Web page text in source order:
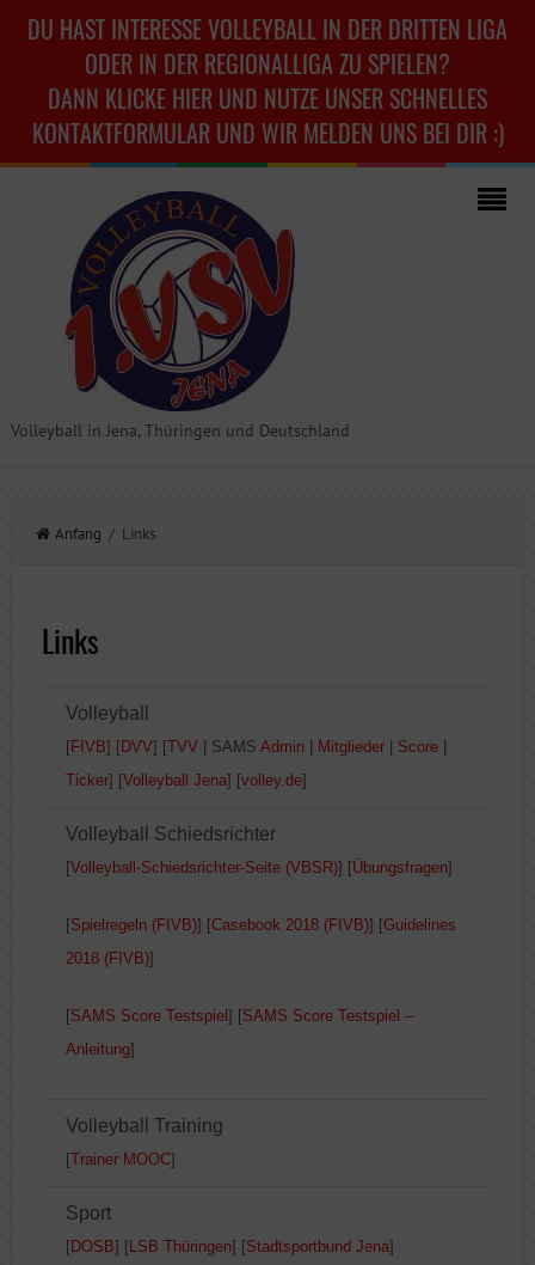
DU HAST INTERESSE VOLLEYBALL IN DER DRITTEN LIGA
ODER IN DER REGIONALLIGA ZU SPIELEN?
DANN KLICKE HIER UND NUTZE UNSER SCHNELLES
KONTAKTFORMULAR UND WIR MELDEN UNS BEI DIR :)
Volleyball in Jena, Thüringen und Deutschland
Anfang / Links
Links
Volleyball
[ FIVB] [ DVV] [TVV| SAMS Admin| Mitglieder| Score|
Ticker] [Volleyball Jena] [volley.de]
Volleyball Schiedsrichter
[Volleyball-Schiedsrichter-Seite (VBSR)] [Übungsfragen]
[Spielregeln (FIVB)] [Casebook 2018 (FIVB)] [Guidelines
2018 (FIVB)]
[SAMS Score Testspiel ] [SAMS Score Testspiel –
Anleitung]
Volleyball Training
[Trainer MOOC]
Sport
[ DOSB] [ LSB Thüringen] [Stadtsportbund Jena]